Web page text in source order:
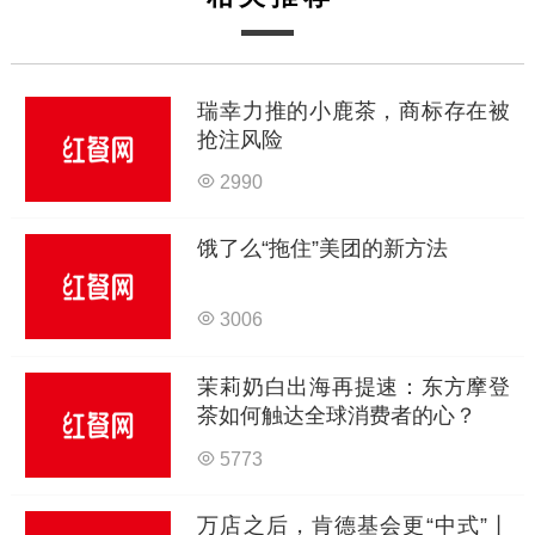
瑞幸力推的小鹿茶，商标存在被
抢注风险
2990
饿了么“拖住”美团的新方法
3006
茉莉奶白出海再提速：东方摩登
茶如何触达全球消费者的心？
5773
万店之后，肯德基会更“中式”丨